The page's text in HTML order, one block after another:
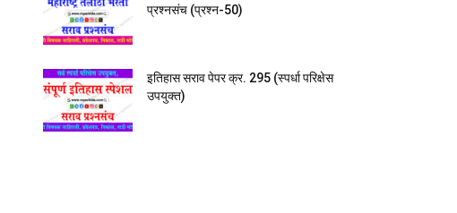
प्रश्नसंच (प्रश्न-50)
इतिहास सराव पेपर क्र. 295 (स्पर्धा परिक्षेस
उपयुक्त)